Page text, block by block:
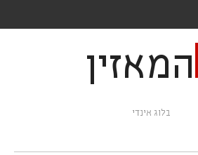
המאזין
בלוג אינדי